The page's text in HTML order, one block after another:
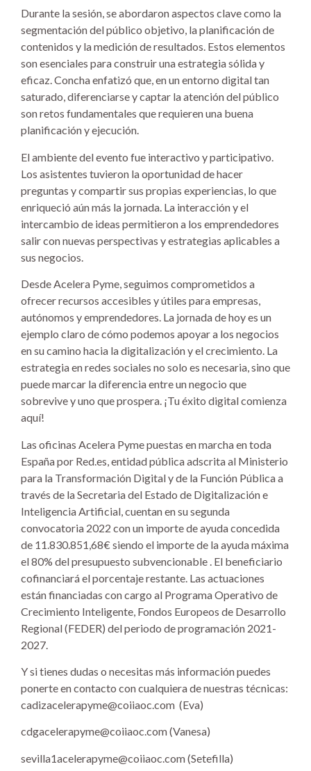
Durante la sesión, se abordaron aspectos clave como la
segmentación del público objetivo, la planificación de
contenidos y la medición de resultados. Estos elementos
son esenciales para construir una estrategia sólida y
eficaz. Concha enfatizó que, en un entorno digital tan
saturado, diferenciarse y captar la atención del público
son retos fundamentales que requieren una buena
planificación y ejecución.
El ambiente del evento fue interactivo y participativo.
Los asistentes tuvieron la oportunidad de hacer
preguntas y compartir sus propias experiencias, lo que
enriqueció aún más la jornada. La interacción y el
intercambio de ideas permitieron a los emprendedores
salir con nuevas perspectivas y estrategias aplicables a
sus negocios.
Desde Acelera Pyme, seguimos comprometidos a
ofrecer recursos accesibles y útiles para empresas,
autónomos y emprendedores. La jornada de hoy es un
ejemplo claro de cómo podemos apoyar a los negocios
en su camino hacia la digitalización y el crecimiento. La
estrategia en redes sociales no solo es necesaria, sino que
puede marcar la diferencia entre un negocio que
sobrevive y uno que prospera. ¡Tu éxito digital comienza
aquí!
Las oficinas Acelera Pyme puestas en marcha en toda
España por Red.es, entidad pública adscrita al Ministerio
para la Transformación Digital y de la Función Pública a
través de la Secretaria del Estado de Digitalización e
Inteligencia Artificial, cuentan en su segunda
convocatoria 2022 con un importe de ayuda concedida
de 11.830.851,68€ siendo el importe de la ayuda máxima
el 80% del presupuesto subvencionable . El beneficiario
cofinanciará el porcentaje restante. Las actuaciones
están financiadas con cargo al Programa Operativo de
Crecimiento Inteligente, Fondos Europeos de Desarrollo
Regional (FEDER) del periodo de programación 2021-
2027.
Y si tienes dudas o necesitas más información puedes
ponerte en contacto con cualquiera de nuestras técnicas:
cadizacelerapyme@coiiaoc.com (Eva)
cdgacelerapyme@coiiaoc.com (Vanesa)
sevilla1acelerapyme@coiiaoc.com (Setefilla)